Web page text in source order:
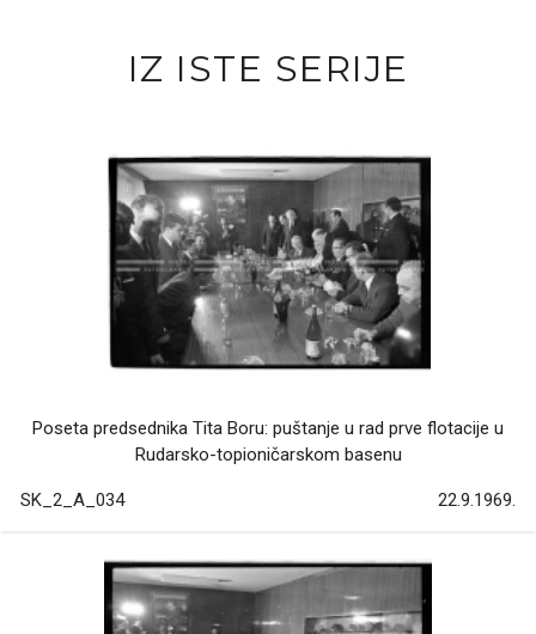
IZ ISTE SERIJE
Poseta predsednika Tita Boru: puštanje u rad prve flotacije u
Rudarsko-topioničarskom basenu
SK_2_A_034 22.9.1969.